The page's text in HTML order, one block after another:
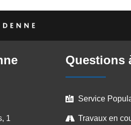
1
Questions
 Service
 Travaux en